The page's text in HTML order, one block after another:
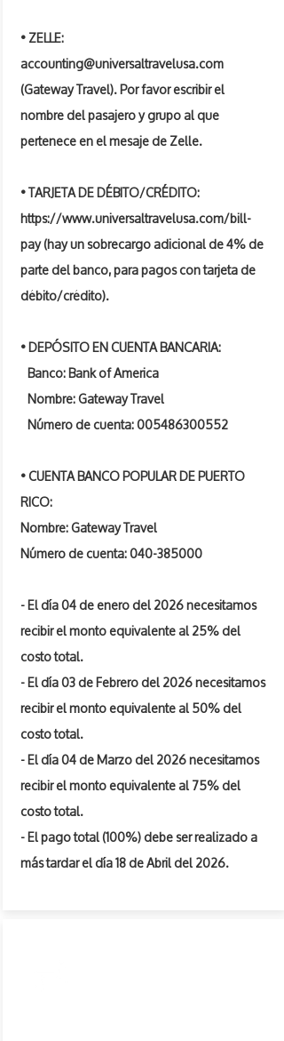
• ZELLE:
accounting@universaltravelusa.com
(Gateway Travel). Por favor escribir el
nombre del pasajero y grupo al que
pertenece en el mesaje de Zelle.
• TARJETA DE DÉBITO/CRÉDITO:
https://www.universaltravelusa.com/bill-
pay(hay un sobrecargo adicional de 4% de
parte del banco, para pagos con tarjeta de
débito/crédito).
• DEPÓSITO EN CUENTA BANCARIA:
Banco: Bank of America
Nombre: Gateway Travel
Número de cuenta:005486300552
• CUENTA BANCO POPULAR DE PUERTO
RICO:
Nombre: Gateway Travel
Número de cuenta:040-385000
- El día 04 de enero del 2026 necesitamos
recibir el monto equivalente al 25% del
costo total.
- El día 03 de Febrero del 2026 necesitamos
recibir el monto equivalente al 50% del
costo total.
- El día 04 de Marzo del 2026 necesitamos
recibir el monto equivalente al 75% del
costo total.
- El pago total (100%) debe ser realizado a
más tardar el día 18 de Abril del 2026.